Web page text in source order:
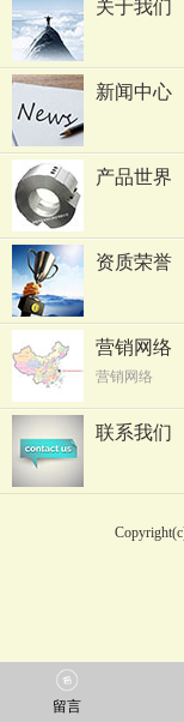
关于我们
新闻中心
产品世界
资质荣誉
营销网络
营销网络
联系我们
留言